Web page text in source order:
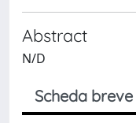
Abstract
N/D
Scheda breve